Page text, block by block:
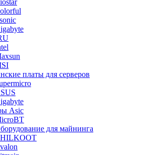
платы для серверов
Asic
для майнинга